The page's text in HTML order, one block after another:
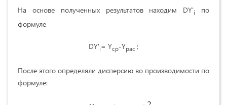
На основе полученных результатов находим DY'i
по
формуле
DY'i= Yср-Yрас ;
После этого определяли дисперсию во производимости по
формуле: